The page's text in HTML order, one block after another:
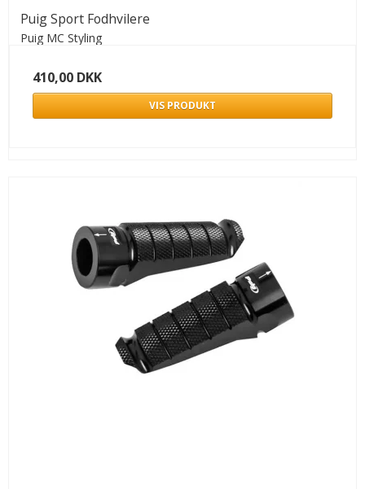
Puig Sport Fodhvilere
Puig MC Styling
410,00 DKK
VIS PRODUKT